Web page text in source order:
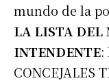
mundo de la
LA LISTA DEL
INTENDENTE:
CONCEJALES